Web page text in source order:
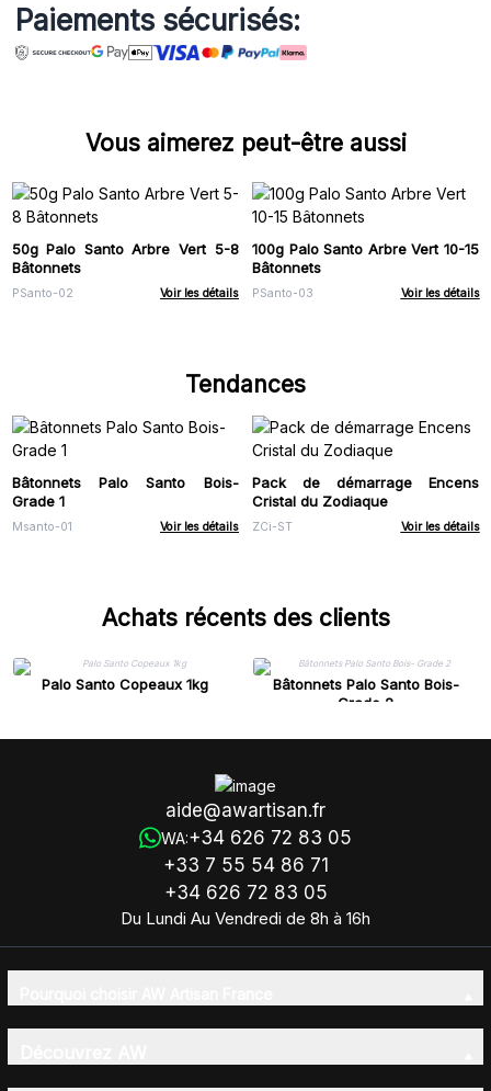
Paiements sécurisés:
Vous aimerez peut-être aussi
50g Palo Santo Arbre Vert 5-8
Bâtonnets
PSanto-02 Voir les détails
100g Palo Santo Arbre Vert 10-15
Bâtonnets
PSanto-03 Voir les détails
Tendances
Bâtonnets Palo Santo Bois-
Grade 1
Msanto-01 Voir les détails
Pack de démarrage Encens
Cristal du Zodiaque
ZCi-ST Voir les détails
Achats récents des clients
Palo Santo Copeaux 1kg
Bâtonnets Palo Santo Bois-
Grade 2
aide@awartisan.fr
WA:+34 626 72 83 05
+33 7 55 54 86 71
+34 626 72 83 05
Du Lundi Au Vendredi de 8h à 16h